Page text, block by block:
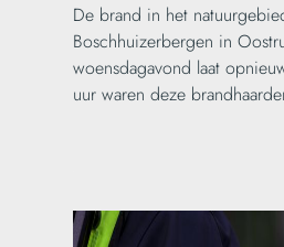
De brand in het
Boschhuizerbergen in
woensdagavond laat
uur waren deze